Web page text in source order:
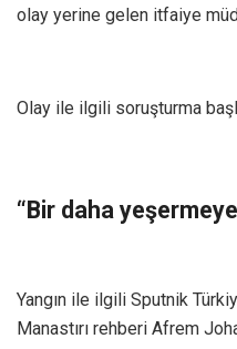
olay yerine gelen itfaiye
Olay ile ilgili soruşturma
“Bir daha
Yangın ile ilgili Sputnik
Manastırı rehberi Afrem